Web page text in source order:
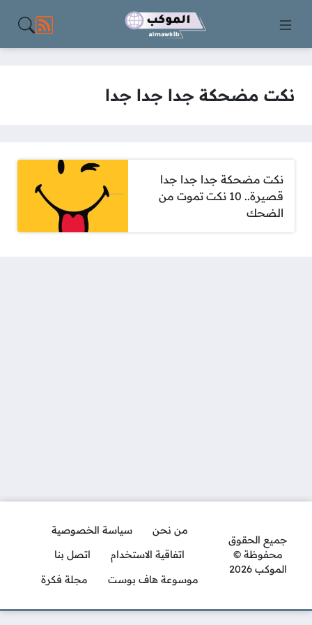
مواقع
نكت مضحكة جدا جدا جدا
نكت مضحكة جدا جدا جدا
قصيرة.. 10 نكت تموت من
الضحك
جميع الحقوق
محفوظة ©
الموكب 2026
من نحن
سياسة الخصوصية
اتفاقية الاستخدام
اتصل بنا
موسوعة هاف بوست
مجلة فكرة